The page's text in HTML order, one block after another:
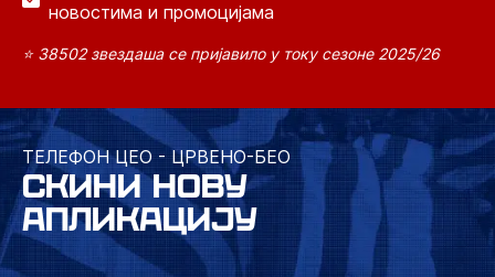
новостима и промоцијама
⭐ 38502 звездаша се пријавило у току сезоне 2025/26
ТЕЛЕФОН ЦЕО - ЦРВЕНО-БЕО
СКИНИ НОВУ
АПЛИКАЦИЈУ